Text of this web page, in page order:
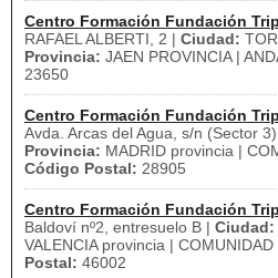
Centro Formación Fundación
RAFAEL ALBERTI, 2 | Ciudad:
Provincia: JAEN PROVINCIA |
23650
Centro Formación Fundación
Avda. Arcas del Agua, s/n (Sector
Provincia: MADRID provincia |
Código Postal: 28905
Centro Formación Fundación
Baldoví nº2, entresuelo B | Ciudad:
VALENCIA provincia | COMUNIDAD
Postal: 46002